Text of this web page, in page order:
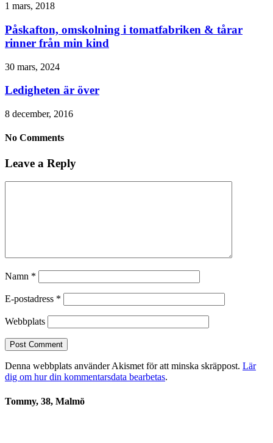
1 mars, 2018
Påskafton, omskolning i tomatfabriken & tårar
rinner från min kind
30 mars, 2024
Ledigheten är över
8 december, 2016
No Comments
Leave a Reply
Namn *
E-postadress *
Webbplats
Denna webbplats använder Akismet för att minska skräppost. Lär
dig om hur din kommentarsdata bearbetas.
Tommy, 38, Malmö